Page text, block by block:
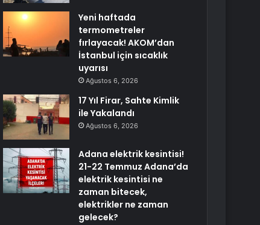
Yeni haftada
termometreler
fırlayacak! AKOM’dan
İstanbul için sıcaklık
uyarısı
Ağustos 6, 2026
17 Yıl Firar, Sahte Kimlik
ile Yakalandı
Ağustos 6, 2026
Adana elektrik kesintisi!
21-22 Temmuz Adana’da
elektrik kesintisi ne
zaman bitecek,
elektrikler ne zaman
gelecek?